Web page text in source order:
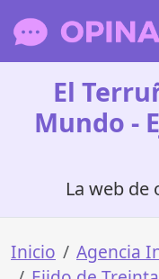
El
Mundo -
La web de
Inicio
Agencia